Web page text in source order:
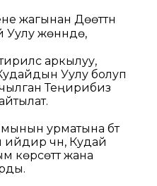
жагынан Дөөттүн
жөнүндө,
аркылуу,
Уулу болуп
Теңирибиз
урматына бүт
үчүн, Кудай
көрсөттү жана